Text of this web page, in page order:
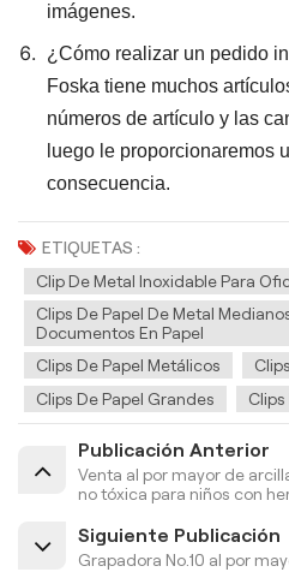
imágenes.
¿Cómo realizar un pedido
Foska tiene muchos
números de artículo y las
luego le proporcionaremos
consecuencia.
ETIQUETAS :
Clip De Metal Inoxidable Para
Clips De Papel De Metal
Documentos En Papel
Clips De Papel Metálicos
Clips De Papel Grandes
Clips
Publicación Anterior
Venta al por mayor de
no tóxica para niños con
Siguiente Publicación
Grapadora No.10 al por